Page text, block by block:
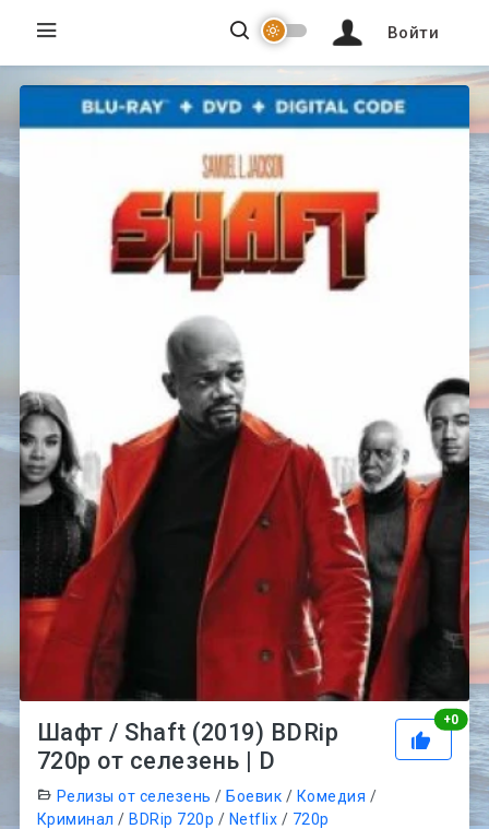
Войти
+0
Шафт / Shaft (2019) BDRip
720p от селезень | D
Релизы от селезень / Боевик / Комедия /
Криминал / BDRip 720p / Netflix / 720p